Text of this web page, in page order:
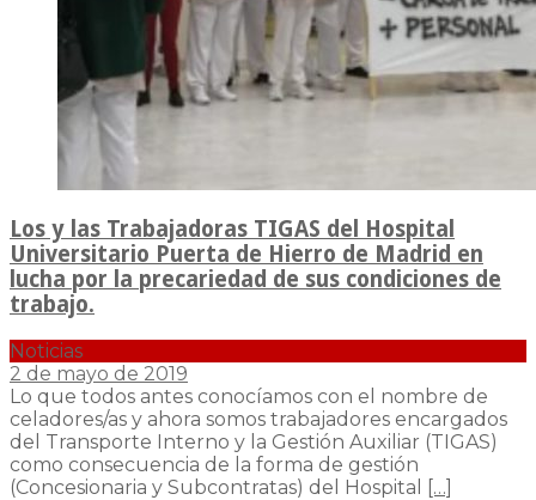
Los y las Trabajadoras TIGAS del Hospital
Universitario Puerta de Hierro de Madrid en
lucha por la precariedad de sus condiciones de
trabajo.
Noticias
2 de mayo de 2019
Lo que todos antes conocíamos con el nombre de
celadores/as y ahora somos trabajadores encargados
del Transporte Interno y la Gestión Auxiliar (TIGAS)
como consecuencia de la forma de gestión
(Concesionaria y Subcontratas) del Hospital
[…]